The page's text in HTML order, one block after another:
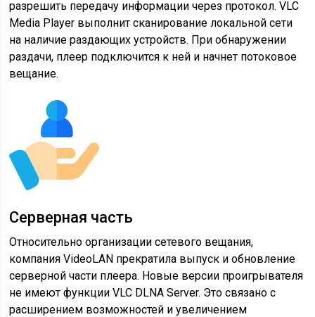
разрешить передачу информации через протокол. VLC
Media Player выполнит сканирование локальной сети
на наличие раздающих устройств. При обнаружении
раздачи, плеер подключится к ней и начнет потоковое
вещание.
Серверная часть
Относительно организации сетевого вещания,
компания VideoLAN прекратила выпуск и обновление
серверной части плеера. Новые версии проигрывателя
не имеют функции VLC DLNA Server. Это связано с
расширением возможностей и увеличением